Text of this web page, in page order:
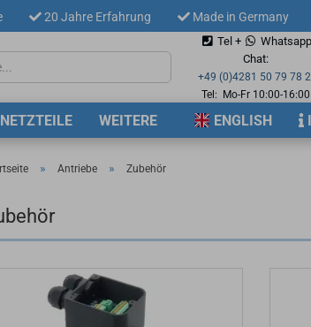
20 Jahre Erfahrung Made in Germany
Sprache auswählen
Lieferland
Tel +
Whatsapp
Chat:
+49 (0)4281 50 79 78 2
Tel: Mo-Fr 10:00-16:00
NETZTEILE ENGLISH
WEITERE
» Antriebe » Zubehör